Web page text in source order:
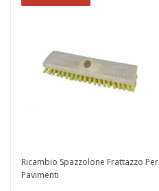
Ricambio Spazzolone Frattazzo Per
Pavimenti